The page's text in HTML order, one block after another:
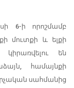
6-ի որոշմամբ
մուտքի և ելքի
են
համայնքի
սահմանից